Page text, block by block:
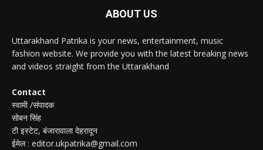
ABOUT US
Uttarakhand Patrika is your news, entertainment, music
fashion website. We provide you with the latest breaking news
and videos straight from the Uttarakhand
Contact
स्वामी /संपादक
सोबन सिंह
टी इस्टेट, बंजारावाला देहरादून
ईमेल : editor.ukpatrika@gmail.com